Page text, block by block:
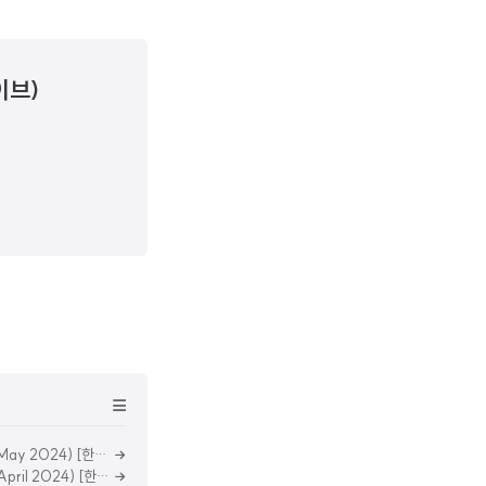
브)
Windows 11 & Windows 10 & Windows Server 2024년 5월 MSDN 업데이트 통합 ISO (Updated May 2024) [한글판]
Windows 11 & Windows 10 & Windows Server 2024년 4월 MSDN 업데이트 통합 ISO (Updated April 2024) [한글판]